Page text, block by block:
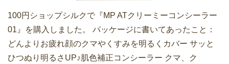
100円ショップシルクで『MP ATクリーミーコンシーラー
01』を購入しました。 パッケージに書いてあったこと：
どんよりお疲れ顔のクマやくすみを明るくカバー サッと
ひつぬり明るさUP♪肌色補正コンシーラー クマ、ク